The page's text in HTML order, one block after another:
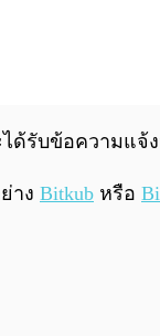
ด้รับข้อความแ
าง Bitkub หรือ